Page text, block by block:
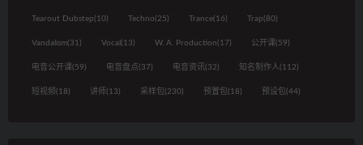
Tearout Dubstep(10) Techno(25) Trance(16) Trap(80)
Vandalism(31) Vocal (13) W. A. Production(17) 公开课(59)
电音公开课(59) 电音盘点(37) 电音资讯(32) 知名制作人(112)
短视频 (18) 讲师(13) 采样包(230) 预置包(18) 预设包(44)